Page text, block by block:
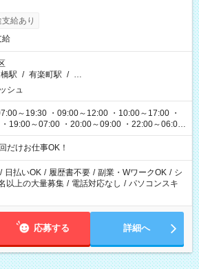
給あり
給
駅 / 有楽町駅 / …
シュ
～19:30 ・09:00～12:00 ・10:00～17:00 ・
19:00～07:00 ・20:00～09:00 ・22:00～06:00
トはだけお仕事OK！
/ 日払いOK / 履歴書不要 / 副業・WワークOK / シ
以上の大量募集 / 電話対応なし / パソコンスキ
応募する 詳細へ